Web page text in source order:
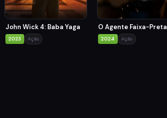
John Wick 4: Baba Yaga
2023 Ação
O Agente Faixa-Preta
2024 Ação